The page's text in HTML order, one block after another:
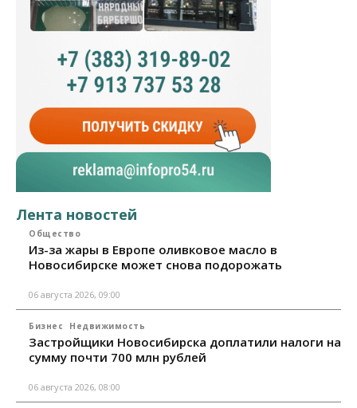
Лента новостей
Общество
Из-за жары в Европе оливковое масло в
Новосибирске может снова подорожать
06 августа 2026, 09:00
Бизнес Недвижимость
Застройщики Новосибирска доплатили налоги на
сумму почти 700 млн рублей
06 августа 2026, 08:00